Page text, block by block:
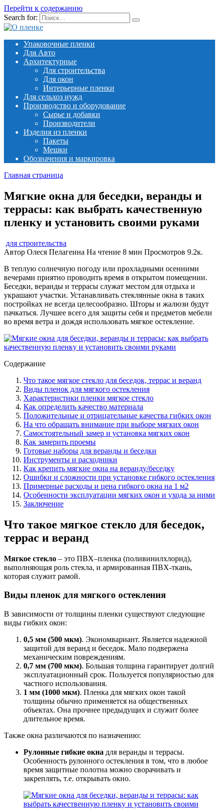
Перейти к содержанию
Search for:
Упаковочные пленки
Для Авто
Архитектурные
Для строительства
Для окон
Интерьерные пленки
Для сельхоз нужд
Производство и оборудование
Сырье и добавки
Производители
Изделия из пленки
Пакеты
Мешки
Обозначения и маркировка
Главная страница
Мягкие окна для беседки, веранды и
террасы: как выбрать качественную
пленку и установить своими руками
для строительства
Автор Олеся Пелагеина На чтение 8 мин Просмотров 9.2к.
В теплую солнечную погоду или прохладными осенними
вечерами приятно проводить время в открытом помещении.
Беседки, веранды и террасы служат местом для отдыха и
украшают участки. Устанавливать стеклянные окна в таких
постройках не всегда целесообразно. Шторы и жалюзи будут
пачкаться. Лучшее всего для защиты себя и предметов мебели
во время ветра и дождя использовать мягкое остекление.
Содержание
Что такое мягкое стекло для беседок, террас и веранд
Виды пленок для мягкого остекления
Характеристики пленки мягкое стекло
Как определить качество материала
Положительные и отрицательные качества гибких окон
На что обращать внимание при выборе мягких окон
Самостоятельный замер и установка мягких окон
Как замерить проемы
Готовые наборы для веранды и беседки
Инструменты и расходники
Как крепить мягкие окна на веранду/беседку
Ошибки и сложности при установке гибкого остекления
Примерные расходы и цена гибкого окна на 1 м2
Особенности эксплуатации мягких окон и ухода за ними
Заключение
Что такое мягкое стекло для беседок,
террас и веранд
Мягкое стекло – это ПВХ–пленка (поливинилхлорид),
выполняющая роль стекла, и армированная ПВХ-ткань,
которая служит рамой.
Виды пленок для мягкого остекления
В зависимости от толщины пленки существуют следующие
виды гибких окон:
0,5 мм (500 мкм). Экономвариант. Является надежной
защитой для веранд и беседок. Мало подвержена
механическим повреждениям.
0,7 мм (700 мкм). Большая толщина гарантирует долгий
эксплуатационный срок. Пользуется популярностью для
частного использования.
1 мм (1000 мкм). Пленка для мягких окон такой
толщины обычно применяется на общественных
объектах. Она прочнее предыдущих и служит более
длительное время.
Также окна различаются по назначению:
Рулонные гибкие окна для веранды и террасы.
Особенность рулонного остекления в том, что в любое
время защитные полотна можно сворачивать и
закреплять, т.е. открывать окно.